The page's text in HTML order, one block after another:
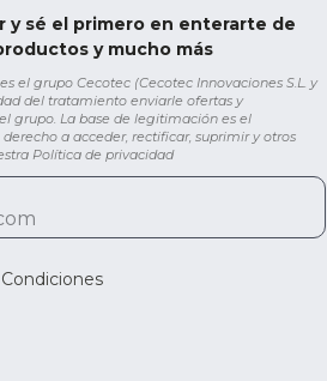
sé el primero en enterarte de
y mucho más
el grupo Cecotec (Cecotec Innovaciones S.L. y
del tratamiento enviarle ofertas y
grupo. La base de legitimación es el
a acceder, rectificar, suprimir y otros
Política de privacidad